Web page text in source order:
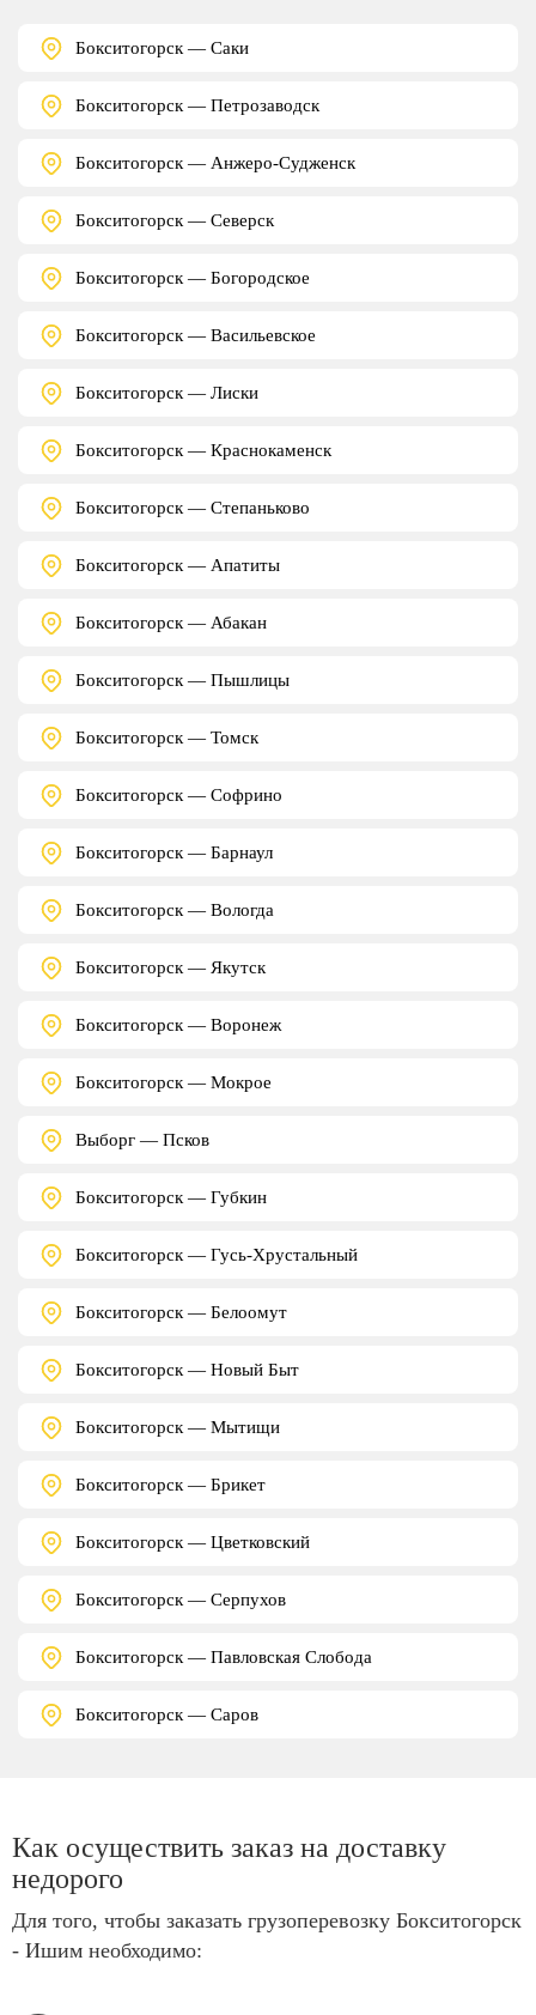
Бокситогорск — Саки
Бокситогорск — Петрозаводск
Бокситогорск — Анжеро-Судженск
Бокситогорск — Северск
Бокситогорск — Богородское
Бокситогорск — Васильевское
Бокситогорск — Лиски
Бокситогорск — Краснокаменск
Бокситогорск — Степаньково
Бокситогорск — Апатиты
Бокситогорск — Абакан
Бокситогорск — Пышлицы
Бокситогорск — Томск
Бокситогорск — Софрино
Бокситогорск — Барнаул
Бокситогорск — Вологда
Бокситогорск — Якутск
Бокситогорск — Воронеж
Бокситогорск — Мокрое
Выборг — Псков
Бокситогорск — Губкин
Бокситогорск — Гусь-Хрустальный
Бокситогорск — Белоомут
Бокситогорск — Новый Быт
Бокситогорск — Мытищи
Бокситогорск — Брикет
Бокситогорск — Цветковский
Бокситогорск — Серпухов
Бокситогорск — Павловская Слобода
Бокситогорск — Саров
Как осуществить заказ на доставку
недорого
Для того, чтобы заказать грузоперевозку Бокситогорск
- Ишим необходимо: